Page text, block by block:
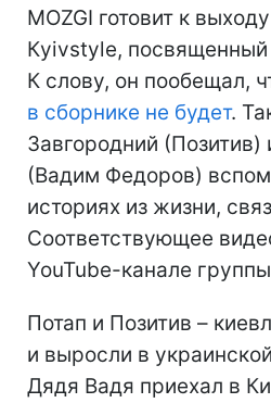
MOZGI готовит к
Кyivstyle, посвященный
К слову, он пообещал,
в сборнике не будет.
Завгородний
(Вадим Федоров)
историях из жизни,
Соответствующее
YouTube-канале
Потап и Позитив –
и выросли в
Дядя Вадя приехал в